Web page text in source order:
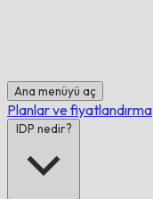
Ana menüyü aç
Planlar ve fiyatlandırma
IDP nedir?